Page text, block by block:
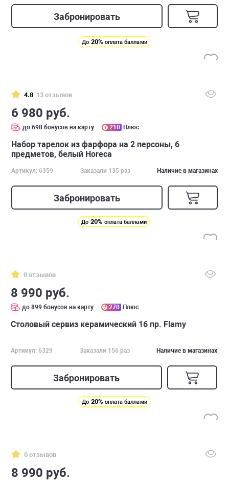
Забронировать
До 20% оплата баллами
4.8 13 отзывов
6 980 руб.
до 698 бонусов на карту 210 Плюс
Набор тарелок из фаpфора на 2 персоны, 6
предметов, белый Horeca
Артикул: 6359 Заказали 135 раз Наличие в магазинах
Забронировать
До 20% оплата баллами
0 отзывов
8 990 руб.
до 899 бонусов на карту 270 Плюс
Столовый сервиз керамический 16 пр. Flamy
Артикул: 6329 Заказали 156 раз Наличие в магазинах
Забронировать
До 20% оплата баллами
0 отзывов
8 990 руб.